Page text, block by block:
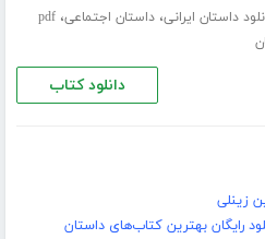
داستان ایرانی،داستان اجتماعی،pdf
دانلود کتاب
زینلی
رایگان بهترین کتاب‌های داستان